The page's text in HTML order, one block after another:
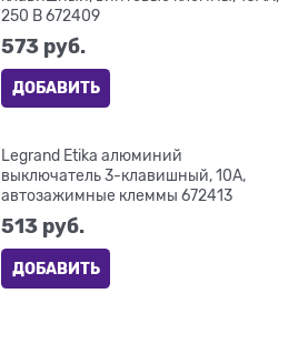
250 В 672409
573 руб.
ДОБАВИТЬ
Legrand Etika алюминий
выключатель 3-клавишный, 10А,
автозажимные клеммы 672413
513 руб.
ДОБАВИТЬ